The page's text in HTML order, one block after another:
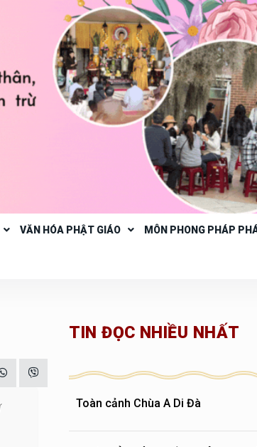
VĂN HÓA PHẬT GIÁO MÔN PHONG PHÁP
TIN ĐỌC NHIỀU NHẤT
Toàn cảnh Chùa A Di Đà